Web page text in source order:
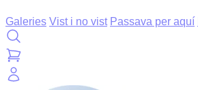
Galeries Vist i no vist Passava per aquí